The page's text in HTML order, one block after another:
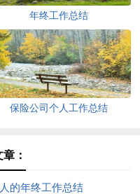
年终工作总结
保险公司个人工作总结
：
的年终工作总结